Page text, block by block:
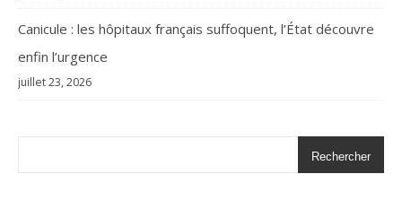
Canicule : les hôpitaux français suffoquent, l’État découvre
enfin l’urgence
juillet 23, 2026
Rechercher